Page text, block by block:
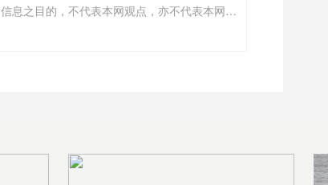
我们联系删除或处理，客服邮箱756005163@qq.com，稿件内容仅为传递更多信息之目的，不代表本网观点，亦不代表本网站赞同